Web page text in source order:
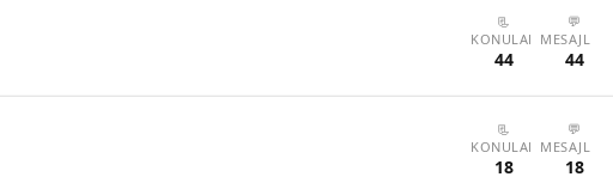
📃
KONULAR
44
💬
MESAJLAR
44
📃
KONULAR
18
💬
MESAJLAR
18